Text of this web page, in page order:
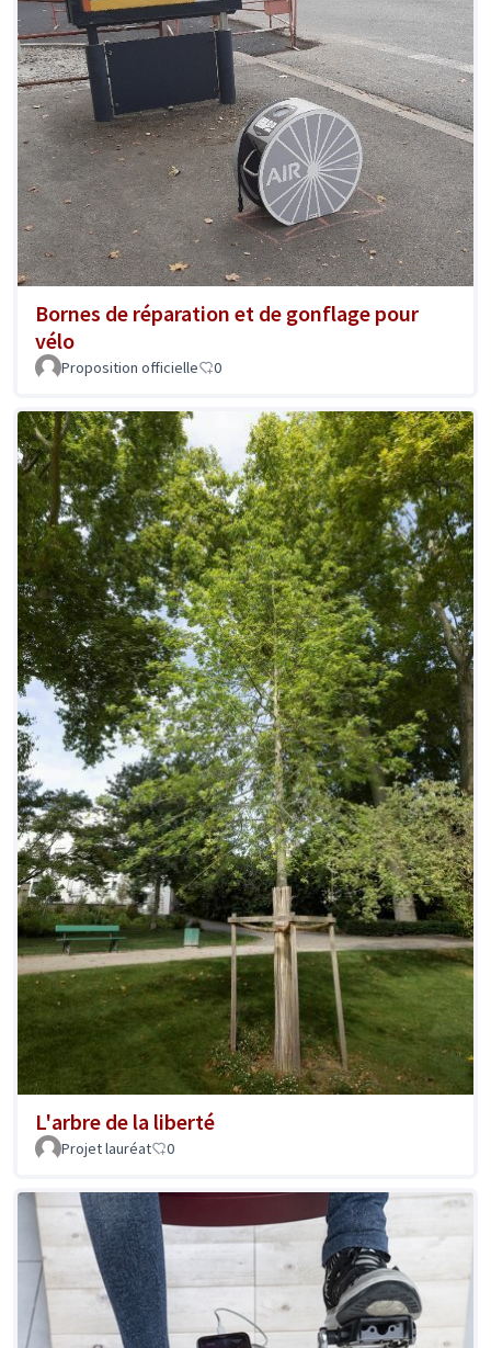
Bornes de réparation et de gonflage pour
vélo
Proposition officielle 0
L'arbre de la liberté
Projet lauréat 0